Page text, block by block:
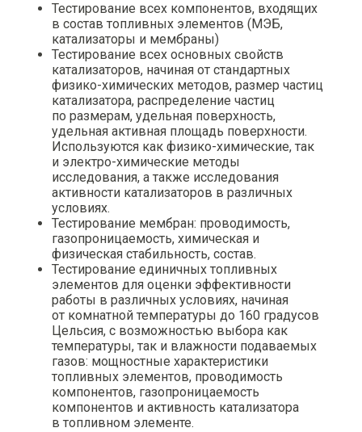
Тестирование всех компонентов, входящих
в состав топливных элементов (МЭБ,
катализаторы и мембраны)
Тестирование всех основных свойств
катализаторов, начиная от стандартных
физико-химических методов, размер частиц
катализатора, распределение частиц
по размерам, удельная поверхность,
удельная активная площадь поверхности.
Используются как физико-химические, так
и электро-химические методы
исследования, а также исследования
активности катализаторов в различных
условиях.
Тестирование мембран: проводимость,
газопроницаемость, химическая и
физическая стабильность, состав.
Тестирование единичных топливных
элементов для оценки эффективности
работы в различных условиях, начиная
от комнатной температуры до 160 градусов
Цельсия, с возможностью выбора как
температуры, так и влажности подаваемых
газов: мощностные характеристики
топливных элементов, проводимость
компонентов, газопроницаемость
компонентов и активность катализатора
в топливном элементе.